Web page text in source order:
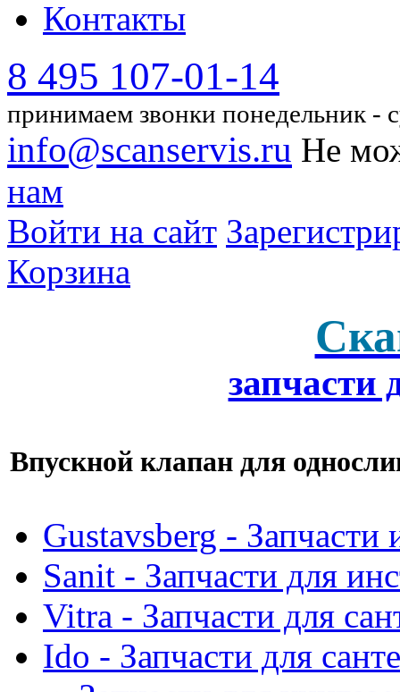
Контакты
8 495 107-01-14
принимаем звонки понедельник -
info@scanservis.ru Не
нам
Войти на сайт
Корзина
запчасти
Впускной клапан для
Gustavsberg - Запчасти
Sanit - Запчасти для
Vitra - Запчасти для
Ido - Запчасти для